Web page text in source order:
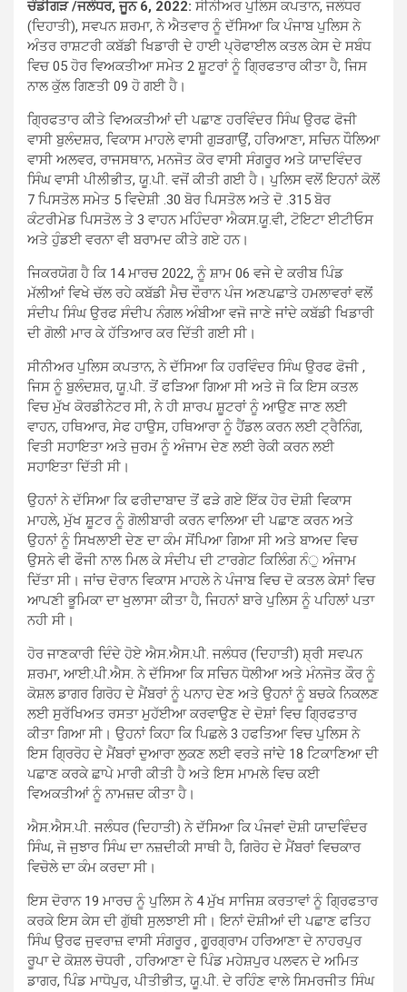
ਚੰਡੀਗੜ /ਜਲੰਧਰ, ਜੂਨ 6, 2022: ਸੀਨੀਅਰ ਪੁਲਿਸ ਕਪਤਾਨ, ਜਲੰਧਰ
(ਦਿਹਾਤੀ), ਸਵਪਨ ਸ਼ਰਮਾ, ਨੇ ਐਤਵਾਰ ਨੂੰ ਦੱਸਿਆ ਕਿ ਪੰਜਾਬ ਪੁਲਿਸ ਨੇ
ਅੰਤਰ ਰਾਸ਼ਟਰੀ ਕਬੱਡੀ ਖਿਡਾਰੀ ਦੇ ਹਾਈ ਪ੍ਰੋਫਾਈਲ ਕਤਲ ਕੇਸ ਦੇ ਸਬੰਧ
ਵਿਚ 05 ਹੋਰ ਵਿਅਕਤੀਆ ਸਮੇਤ 2 ਸ਼ੂਟਰਾਂ ਨੂੰ ਗਿ੍ਰਫਤਾਰ ਕੀਤਾ ਹੈ, ਜਿਸ
ਨਾਲ ਕੁੱਲ ਗਿਣਤੀ 09 ਹੋ ਗਈ ਹੈ।
ਗਿ੍ਰਫਤਾਰ ਕੀਤੇ ਵਿਅਕਤੀਆਂ ਦੀ ਪਛਾਣ ਹਰਵਿੰਦਰ ਸਿੰਘ ਉਰਫ ਫੋਜੀ
ਵਾਸੀ ਬੁਲੰਦਸ਼ਰ, ਵਿਕਾਸ ਮਾਹਲੇ ਵਾਸੀ ਗੁੜਗਾਉਂ, ਹਰਿਆਣਾ, ਸਚਿਨ ਧੌਲਿਆ
ਵਾਸੀ ਅਲਵਰ, ਰਾਜਸਥਾਨ, ਮਨਜੋਤ ਕੋਰ ਵਾਸੀ ਸੰਗਰੂਰ ਅਤੇ ਯਾਦਵਿੰਦਰ
ਸਿੰਘ ਵਾਸੀ ਪੀਲੀਭੀਤ, ਯੂ.ਪੀ. ਵਜੋਂ ਕੀਤੀ ਗਈ ਹੈ। ਪੁਲਿਸ ਵਲੋਂ ਇਹਨਾਂ ਕੋਲੋਂ
7 ਪਿਸਤੋਲ ਸਮੇਤ 5 ਵਿਦੇਸ਼ੀ .30 ਬੋਰ ਪਿਸਤੋਲ ਅਤੇ ਦੋ .315 ਬੋਰ
ਕੰਟਰੀਮੇਡ ਪਿਸਤੋਲ ਤੇ 3 ਵਾਹਨ ਮਹਿੰਦਰਾ ਐਕਸ.ਯੂ.ਵੀ, ਟੋਇਟਾ ਈਟੀਓਸ
ਅਤੇ ਹੁੰਡਈ ਵਰਨਾ ਵੀ ਬਰਾਮਦ ਕੀਤੇ ਗਏ ਹਨ।
ਜਿਕਰਯੋਗ ਹੈ ਕਿ 14 ਮਾਰਚ 2022, ਨੂੰ ਸ਼ਾਮ 06 ਵਜੇ ਦੇ ਕਰੀਬ ਪਿੰਡ
ਮੱਲੀਆਂ ਵਿਖੇ ਚੱਲ ਰਹੇ ਕਬੱਡੀ ਮੈਚ ਦੌਰਾਨ ਪੰਜ ਅਣਪਛਾਤੇ ਹਮਲਾਵਰਾਂ ਵਲੋਂ
ਸੰਦੀਪ ਸਿੰਘ ਉਰਫ ਸੰਦੀਪ ਨੰਗਲ ਅੰਬੀਆ ਵਜੋ ਜਾਣੇ ਜਾਂਦੇ ਕਬੱਡੀ ਖਿਡਾਰੀ
ਦੀ ਗੋਲੀ ਮਾਰ ਕੇ ਹੱਤਿਆਰ ਕਰ ਦਿੱਤੀ ਗਈ ਸੀ।
ਸੀਨੀਅਰ ਪੁਲਿਸ ਕਪਤਾਨ, ਨੇ ਦੱਸਿਆ ਕਿ ਹਰਵਿੰਦਰ ਸਿੰਘ ਉਰਫ ਫੋਜੀ ,
ਜਿਸ ਨੂੰ ਬੁਲੰਦਸ਼ਰ, ਯੂ.ਪੀ. ਤੋਂ ਫੜਿਆ ਗਿਆ ਸੀ ਅਤੇ ਜੋ ਕਿ ਇਸ ਕਤਲ
ਵਿਚ ਮੁੱਖ ਕੋਰਡੀਨੇਟਰ ਸੀ, ਨੇ ਹੀ ਸ਼ਾਰਪ ਸ਼ੂਟਰਾਂ ਨੂੰ ਆਉਣ ਜਾਣ ਲਈ
ਵਾਹਨ, ਹਥਿਆਰ, ਸੇਫ ਹਾਉਸ, ਹਥਿਆਰਾ ਨੂੰ ਹੈਂਡਲ ਕਰਨ ਲਈ ਟ੍ਰੈਨਿੰਗ,
ਵਿਤੀ ਸਹਾਇਤਾ ਅਤੇ ਜੁਰਮ ਨੂੰ ਅੰਜਾਮ ਦੇਣ ਲਈ ਰੇਕੀ ਕਰਨ ਲਈ
ਸਹਾਇਤਾ ਦਿੱਤੀ ਸੀ।
ਉਹਨਾਂ ਨੇ ਦੱਸਿਆ ਕਿ ਫਰੀਦਾਬਾਦ ਤੋਂ ਫੜੇ ਗਏ ਇੱਕ ਹੋਰ ਦੋਸ਼ੀ ਵਿਕਾਸ
ਮਾਹਲੇ, ਮੁੱਖ ਸ਼ੂਟਰ ਨੂੰ ਗੋਲੀਬਾਰੀ ਕਰਨ ਵਾਲਿਆ ਦੀ ਪਛਾਣ ਕਰਨ ਅਤੇ
ਉਹਨਾਂ ਨੂੰ ਸਿਖਲਾਈ ਦੇਣ ਦਾ ਕੰਮ ਸੋਂਪਿਆ ਗਿਆ ਸੀ ਅਤੇ ਬਾਅਦ ਵਿਚ
ਉਸਨੇ ਵੀ ਫੌਜੀ ਨਾਲ ਮਿਲ ਕੇ ਸੰਦੀਪ ਦੀ ਟਾਰਗੇਟ ਕਿਲਿੰਗ ਨੰੁ ਅੰਜਾਮ
ਦਿੱਤਾ ਸੀ। ਜਾਂਚ ਦੋਰਾਨ ਵਿਕਾਸ ਮਾਹਲੇ ਨੇ ਪੰਜਾਬ ਵਿਚ ਦੋ ਕਤਲ ਕੇਸਾਂ ਵਿਚ
ਆਪਣੀ ਭੂਮਿਕਾ ਦਾ ਖੁਲਾਸਾ ਕੀਤਾ ਹੈ, ਜਿਹਨਾਂ ਬਾਰੇ ਪੁਲਿਸ ਨੂੰ ਪਹਿਲਾਂ ਪਤਾ
ਨਹੀ ਸੀ।
ਹੋਰ ਜਾਣਕਾਰੀ ਦਿੰਦੇ ਹੋਏ ਐਸ.ਐਸ.ਪੀ. ਜਲੰਧਰ (ਦਿਹਾਤੀ) ਸ਼੍ਰੀ ਸਵਪਨ
ਸ਼ਰਮਾ, ਆਈ.ਪੀ.ਐਸ. ਨੇ ਦੱਸਿਆ ਕਿ ਸਚਿਨ ਧੋਲੀਆ ਅਤੇ ਮੰਨਜੋਤ ਕੌਰ ਨੂੰ
ਕੋਸ਼ਲ ਡਾਗਰ ਗਿਰੋਹ ਦੇ ਮੈਂਬਰਾਂ ਨੂੰ ਪਨਾਹ ਦੇਣ ਅਤੇ ਉਹਨਾਂ ਨੂੰ ਬਚਕੇ ਨਿਕਲਣ
ਲਈ ਸੁਰੱਖਿਅਤ ਰਸਤਾ ਮੁਹੱਈਆ ਕਰਵਾਉਣ ਦੇ ਦੋਸ਼ਾਂ ਵਿਚ ਗਿ੍ਰਫਤਾਰ
ਕੀਤਾ ਗਿਆ ਸੀ। ਉਹਨਾਂ ਕਿਹਾ ਕਿ ਪਿਛਲੇ 3 ਹਫਤਿਆ ਵਿਚ ਪੁਲਿਸ ਨੇ
ਇਸ ਗਿ੍ਰਰੋਹ ਦੇ ਮੈਂਬਰਾਂ ਦੁਆਰਾ ਲੁਕਣ ਲਈ ਵਰਤੇ ਜਾਂਦੇ 18 ਟਿਕਾਣਿਆ ਦੀ
ਪਛਾਣ ਕਰਕੇ ਛਾਪੇ ਮਾਰੀ ਕੀਤੀ ਹੈ ਅਤੇ ਇਸ ਮਾਮਲੇ ਵਿਚ ਕਈ
ਵਿਅਕਤੀਆਂ ਨੂੰ ਨਾਮਜ਼ਦ ਕੀਤਾ ਹੈ।
ਐਸ.ਐਸ.ਪੀ. ਜਲੰਧਰ (ਦਿਹਾਤੀ) ਨੇ ਦੱਸਿਆ ਕਿ ਪੰਜਵਾਂ ਦੋਸ਼ੀ ਯਾਦਵਿੰਦਰ
ਸਿੰਘ, ਜੋ ਜੁਝਾਰ ਸਿੰਘ ਦਾ ਨਜ਼ਦੀਕੀ ਸਾਥੀ ਹੈ, ਗਿਰੋਹ ਦੇ ਮੈਂਬਰਾਂ ਵਿਚਕਾਰ
ਵਿਚੋਲੇ ਦਾ ਕੰਮ ਕਰਦਾ ਸੀ।
ਇਸ ਦੋਰਾਨ 19 ਮਾਰਚ ਨੂੰ ਪੁਲਿਸ ਨੇ 4 ਮੁੱਖ ਸਾਜਿਸ਼ ਕਰਤਾਵਾਂ ਨੂੰ ਗਿ੍ਰਫਤਾਰ
ਕਰਕੇ ਇਸ ਕੇਸ ਦੀ ਗੁੱਥੀ ਸੁਲਝਾਈ ਸੀ। ਇਨਾਂ ਦੋਸ਼ੀਆਂ ਦੀ ਪਛਾਣ ਫਤਿਹ
ਸਿੰਘ ਉਰਫ ਜੁਵਰਾਜ਼ ਵਾਸੀ ਸੰਗਰੂਰ , ਗੁੂਰਗ੍ਰਾਮ ਹਰਿਆਣਾ ਦੇ ਨਾਹਰਪੁਰ
ਰੂਪਾ ਦੇ ਕੋਸ਼ਲ ਚੋਧਰੀ , ਹਰਿਆਣਾ ਦੇ ਪਿੰਡ ਮਹੇਸ਼ਪੁਰ ਪਲਵਨ ਦੇ ਅਮਿਤ
ਡਾਗਰ, ਪਿੰਡ ਮਾਧੋਪੁਰ, ਪੀਤੀਭੀਤ, ਯੂ.ਪੀ. ਦੇ ਰਹਿੰਣ ਵਾਲੇ ਸਿਮਰਜੀਤ ਸਿੰਘ